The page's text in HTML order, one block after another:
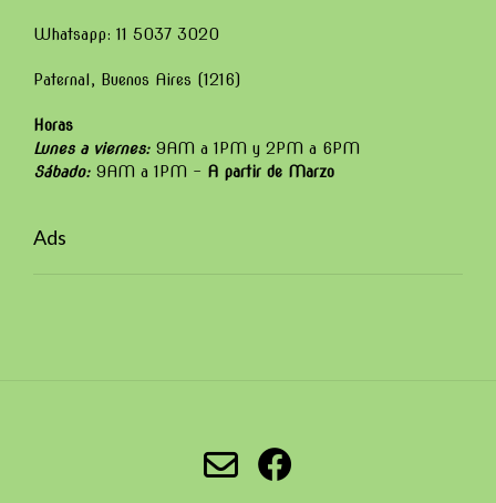
Whatsapp: 11 5037 3020
Paternal, Buenos Aires (1216)
Horas
Lunes a viernes:9AM a 1PM y 2PM a 6PM
Sábado:9AM a 1PM – A partir de Marzo
Ads